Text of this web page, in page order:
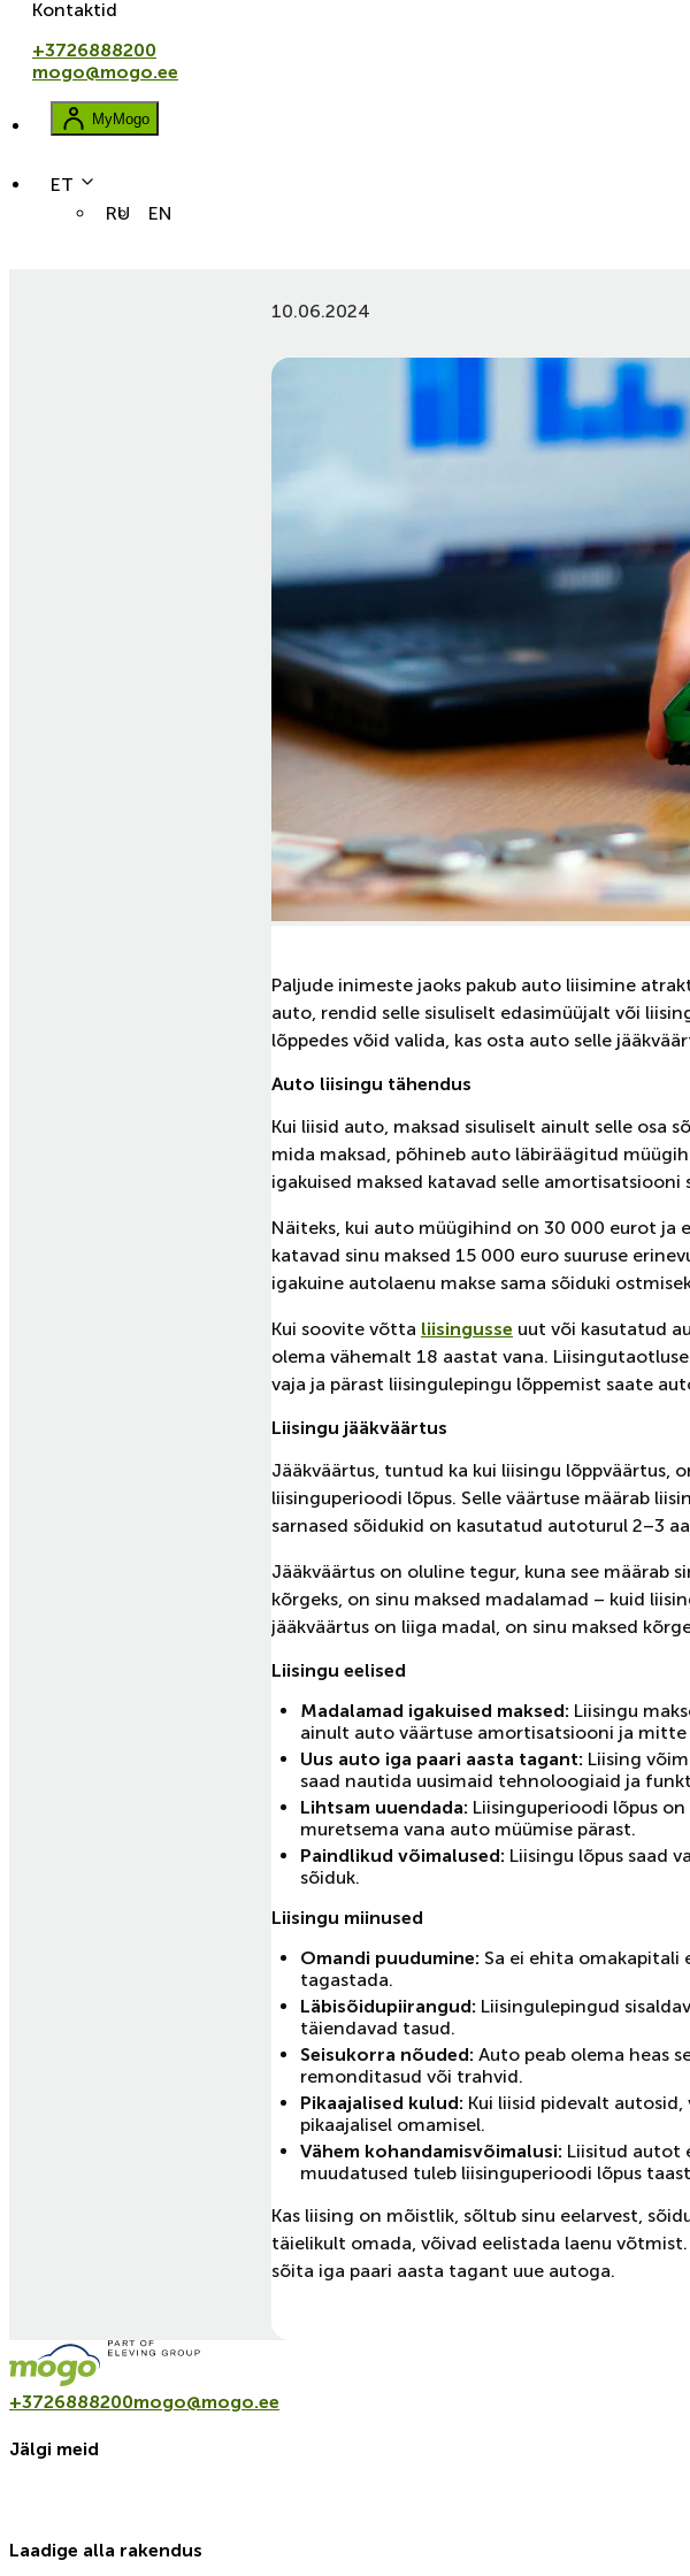
Kontaktid
+3726888200
mogo@mogo.ee
MyMogo
ET
RU
EN
10.06.2024
Paljude inimeste jaoks pakub auto liisimine
auto, rendid selle sisuliselt edasimüüjalt või
lõppedes võid valida, kas osta auto selle
Auto liisingu tähendus
Kui liisid auto, maksad sisuliselt ainult selle osa
mida maksad, põhineb auto läbiräägitud
igakuised maksed katavad selle amortisatsiooni
Näiteks, kui auto müügihind on 30 000 eurot ja
katavad sinu maksed 15 000 euro suuruse
igakuine autolaenu makse sama sõiduki
Kui soovite võtta liisingusse uut või kasutatud
olema vähemalt 18 aastat vana.
vaja ja pärast liisingulepingu lõppemist saate
Liisingu jääkväärtus
Jääkväärtus, tuntud ka kui liisingu lõppväärtus,
liisinguperioodi lõpus. Selle väärtuse määrab
sarnased sõidukid on kasutatud autoturul 2–3
Jääkväärtus on oluline tegur, kuna see määrab
kõrgeks, on sinu maksed madalamad – kuid
jääkväärtus on liiga madal, on sinu maksed
Liisingu eelised
Madalamad igakuised maksed: Liisingu
ainult auto väärtuse amortisatsiooni ja mitte
Uus auto iga paari aasta tagant: Liising
saad nautida uusimaid tehnoloogiaid ja
Lihtsam uuendada: Liisinguperioodi lõpus
muretsema vana auto müümise pärast.
Paindlikud võimalused: Liisingu lõpus saad
sõiduk.
Liisingu miinused
Omandi puudumine: Sa ei ehita omakapitali
tagastada.
Läbisõidupiirangud: Liisingulepingud
täiendavad tasud.
Seisukorra nõuded: Auto peab olema heas
remonditasud või trahvid.
Pikaajalised kulud: Kui liisid pidevalt
pikaajalisel omamisel.
Vähem kohandamisvõimalusi: Liisitud autot
muudatused tuleb liisinguperioodi lõpus
Kas liising on mõistlik, sõltub sinu eelarvest,
täielikult omada, võivad eelistada laenu
sõita iga paari aasta tagant uue autoga.
+3726888200mogo@mogo.ee
Jälgi meid
Laadige alla rakendus